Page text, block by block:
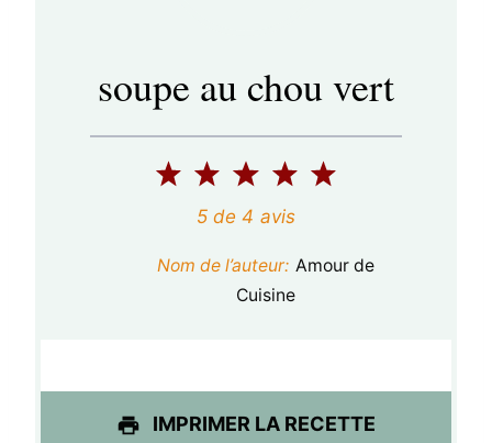
soupe au chou vert
5
t
e
4
t
e
3
é
t
o
e
2
é
t
e
1
t
e
5 de4 avis
Nom de l’auteur: Amour de
Cuisine
IMPRIMER LA RECETTE